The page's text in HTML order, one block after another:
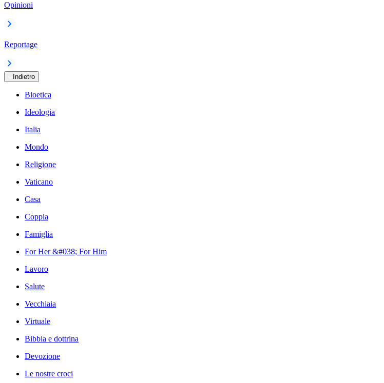
Opinioni
Reportage
Indietro
Bioetica
Ideologia
Italia
Mondo
Religione
Vaticano
Casa
Coppia
Famiglia
For Her &#038; For Him
Lavoro
Salute
Vecchiaia
Virtuale
Bibbia e dottrina
Devozione
Le nostre croci